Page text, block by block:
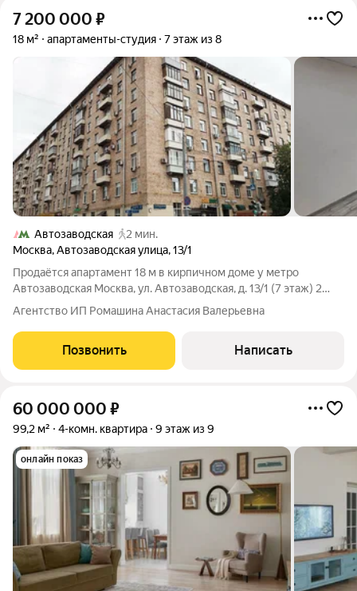
7 200 000 ₽
18 м² апартаменты-студия 7 этаж из 8
Автозаводская
2 мин.
Москва,Автозаводская улица,13/1
Продаётся апартамент 18 м в кирпичном доме у метро
Автозаводская Москва, ул. Автозаводская, д. 13/1 (7 этаж) 2
минут пешком от м. Автозаводская Просторная студия в
престижном Даниловском районе Площадь апартамента 18 кв
м Расположен на 7 этаже
Агентство ИП Ромашина Анастасия Валерьевна
Позвонить Написать
60 000 000 ₽
99,2 м² 4-комн. квартира 9 этаж из 9
онлайн показ